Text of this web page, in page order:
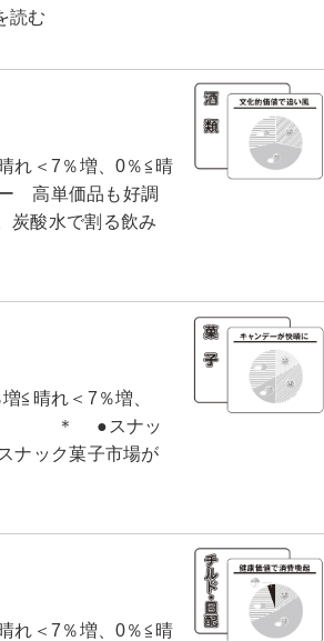
読む
れ＜7％増、0％≦晴
高単価品も好調
炭酸水で割る飲み
≦晴れ＜7％増、
） ＊ ●スナッ
ック菓子市場が
れ＜7％増、0％≦晴